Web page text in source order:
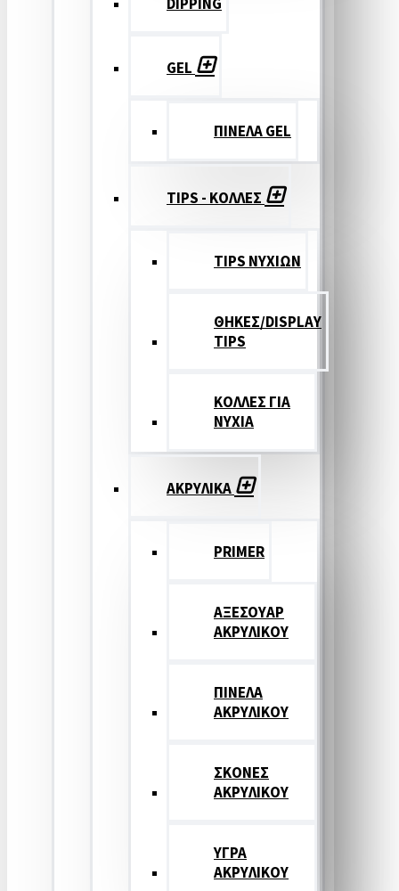
GEL
ΠΙΝΕΛΑ GEL
TIPS - ΚΟΛΛΕΣ
TIPS ΝΥΧΙΩΝ
ΘΗΚΕΣ/DISPLAY
TIPS
ΚΟΛΛΕΣ ΓΙΑ
ΝΥΧΙΑ
ΑΚΡΥΛΙΚΑ
PRIMER
ΑΞΕΣΟΥΑΡ
ΑΚΡΥΛΙΚΟΥ
ΠΙΝΕΛΑ
ΑΚΡΥΛΙΚΟΥ
ΣΚΟΝΕΣ
ΑΚΡΥΛΙΚΟΥ
ΥΓΡΑ
ΑΚΡΥΛΙΚΟΥ